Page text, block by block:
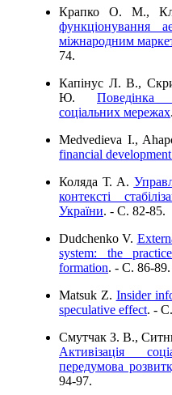
Крапко О. М.,
функціонування
міжнародним
74.
Капінус Л. В.,
Ю. Поведінка
соціальних мережах
Medvedieva I.,
financial
Коляда Т. А.
контексті
України. - C. 82-85.
Dudchenko V.
system: the
formation. - C. 86-89.
Matsuk Z. Insider
speculative effect. -
Смутчак З. В.,
Активізація
передумова
94-97.